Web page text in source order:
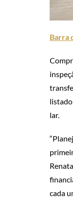
Barra
lar.
“
cada